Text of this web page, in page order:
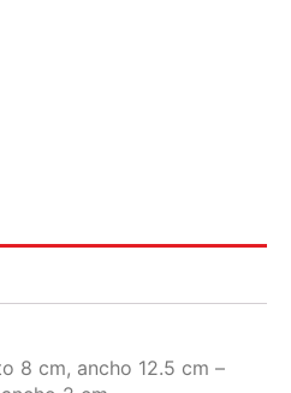
8 cm, ancho 12.5 cm –